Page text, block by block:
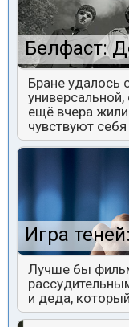
Белфаст:
Бране удалось
ещё вчера
чувствуют
Игра
Лучше бы
и деда,